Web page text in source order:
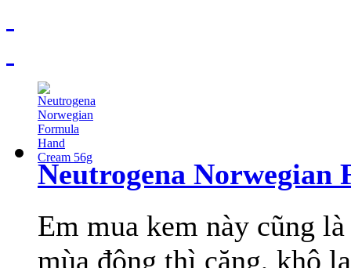
Neutrogena Norwegian
Em mua kem này cũng
mùa đông thì căng, khô